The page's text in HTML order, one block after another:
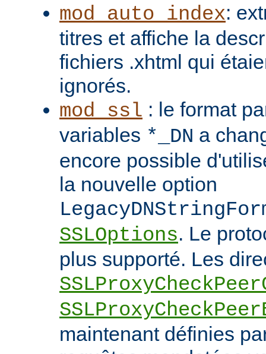
mod_auto_index:
titres et affiche la
fichiers .xhtml qui
ignorés.
mod_ssl : le format
variables *_DN a
encore possible
la nouvelle option
SSLOptions. Le
plus supporté. Les
maintenant définies